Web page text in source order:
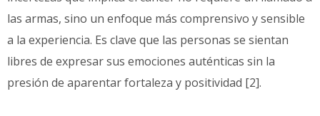
las armas, sino un enfoque más comprensivo y sensible
a la experiencia. Es clave que las personas se sientan
libres de expresar sus emociones auténticas sin la
presión de aparentar fortaleza y positividad [2].